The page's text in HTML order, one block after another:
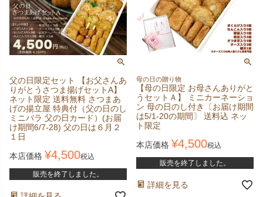
父の日限定セット 【お父さんあ
りがとうさつま揚げセットA】
ネット限定 送料無料 さつまあ
げの揚立屋 特典付（父の日のし
ミニバラ 父の日カード）(お届
け期間6/7-28) 父の日は６月２
１日
本店価格 ¥4,500税込
販売を終了しました。
母の日の贈り物
【母の日限定 お母さんありがと
うセットＡ】 ミニカーネーショ
ン 母の日のし付き〔お届け期間
は5/1-20の期間〕 送料込 ネッ
ト限定
本店価格 ¥4,500税込
販売を終了しました。
詳細を見る